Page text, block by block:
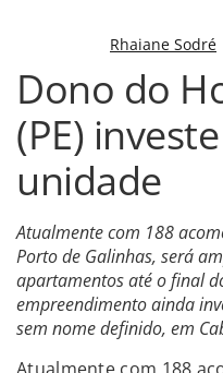
Rhaiane Sodré
Dono do
(PE)
unidade
Atualmente com 188
Porto de Galinhas, será
apartamentos até o final
empreendimento ainda
sem nome definido, em